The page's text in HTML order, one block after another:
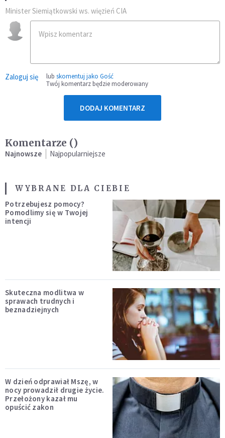
Minister Siemiątkowski ws. więzień CIA
Zaloguj się lub skomentuj jako Gość
Twój komentarz będzie moderowany
DODAJ KOMENTARZ
Komentarze ()
Najnowsze Najpopularniejsze
WYBRANE DLA CIEBIE
Potrzebujesz pomocy?
Pomodlimy się w Twojej
intencji
Skuteczna modlitwa w
sprawach trudnych i
beznadziejnych
W dzień odprawiał Mszę, w
nocy prowadził drugie życie.
Przełożony kazał mu
opuścić zakon